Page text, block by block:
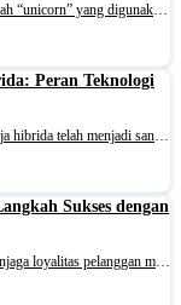
Pendahuluan Dalam dunia startup, kita sering mendengar istilah “unicorn” yang digunakan untuk merujuk pada perusahaan startup yang memiliki valuasi lebih dari 1 miliar dolar. Mereka adalah pemenang besar di arena bisnis, menarik perhatian investor dan media dengan pertumbuhan mereka yan
Peran Teknologi
Di era kerja yang terus berkembang pesat saat ini, konsep kerja hibrida telah menjadi sangat penting. Kerja hibrida mengacu pada pendekatan fleksibel yang memungkinkan karyawan untuk bekerja baik dari kantor maupun lokasi lain seperti rumah mereka. Artikel ini akan menjelaskan definisi, komponen uta
Sukses dengan
Pendahuluan Dalam dunia bisnis yang kompetitif saat ini, menjaga loyalitas pelanggan merupakan hal yang sangat penting. Loyalitas pelanggan dapat memberikan kestabilan pendapatan dan meningkatkan reputasi merek. Salah satu strategi yang efektif untuk mencapai hal ini adalah dengan menerapkan strate